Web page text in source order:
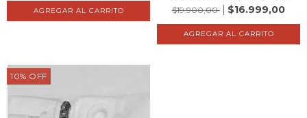
$19.900,00
$16.999,00
10% OFF